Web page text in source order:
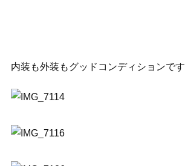
内装も外装もグッドコンディションです